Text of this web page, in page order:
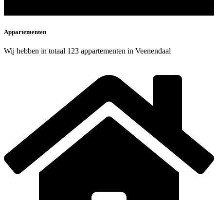
Appartementen
Wij hebben in totaal 123 appartementen in Veenendaal